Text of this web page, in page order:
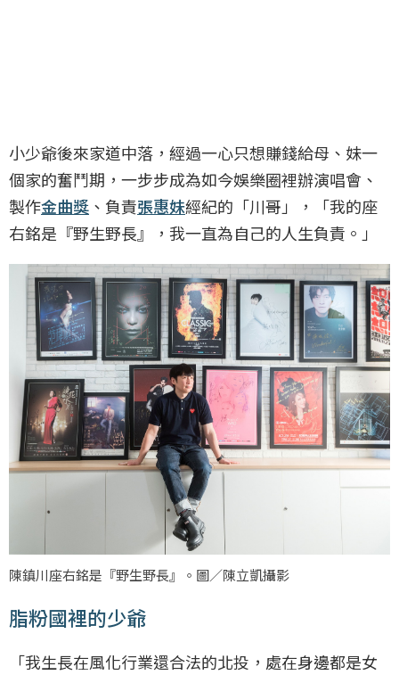
小少爺後來家道中落，經過一心只想賺錢給母、妹一
個家的奮鬥期，一步步成為如今娛樂圈裡辦演唱會、
製作金曲獎 、負責張惠妹經紀的「川哥」，「我的座
右銘是『野生野長』，我一直為自己的人生負責。」
陳鎮川座右銘是『野生野長』。圖／陳立凱攝影
脂粉國裡的少爺
「我生長在風化行業還合法的北投，處在身邊都是女